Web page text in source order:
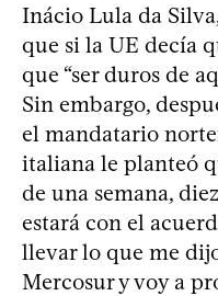
Inácio Lula da
que si la UE decía
que “ser duros de
Sin embargo,
el mandatario
italiana le planteó
de una semana,
estará con el
llevar lo que me
Mercosur y voy a